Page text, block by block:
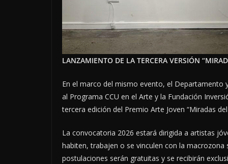
LANZAMIENTO DE LA TERCERA VERSIÓN
En el marco del mismo evento, el Departamento
al Programa CCU en el Arte y la Fundación
tercera edición del Premio Arte Joven “Miradas del
La convocatoria 2026 estará dirigida a artistas
habiten, trabajen o se vinculen con la macrozona
postulaciones serán gratuitas y se recibirán